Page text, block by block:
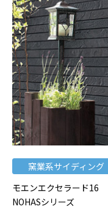
窯業系サイディング
モエンエクセラード16
NOHASシリーズ